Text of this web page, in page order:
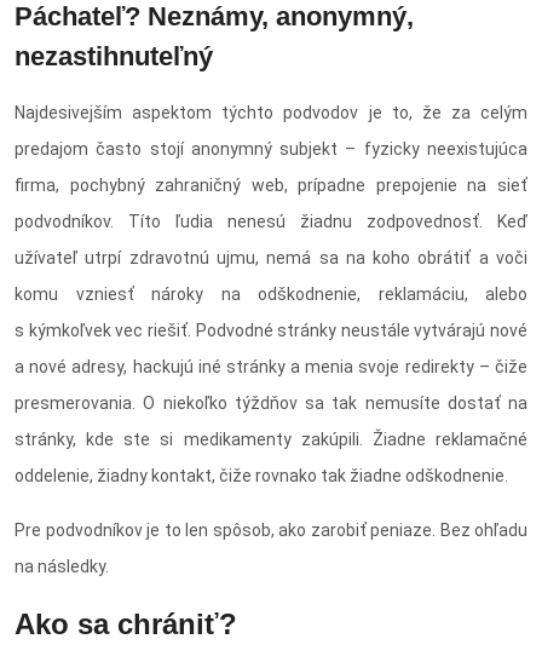
Páchateľ? Neznámy, anonymný,
nezastihnuteľný
Najdesivejším aspektom týchto podvodov je to, že za celým
predajom často stojí anonymný subjekt – fyzicky neexistujúca
firma, pochybný zahraničný web, prípadne prepojenie na sieť
podvodníkov. Títo ľudia nenesú žiadnu zodpovednosť. Keď
užívateľ utrpí zdravotnú ujmu, nemá sa na koho obrátiť a voči
komu vzniesť nároky na odškodnenie, reklamáciu, alebo
s kýmkoľvek vec riešiť. Podvodné stránky neustále vytvárajú nové
a nové adresy, hackujú iné stránky a menia svoje redirekty – čiže
presmerovania. O niekoľko týždňov sa tak nemusíte dostať na
stránky, kde ste si medikamenty zakúpili. Žiadne reklamačné
oddelenie, žiadny kontakt, čiže rovnako tak žiadne odškodnenie.
Pre podvodníkov je to len spôsob, ako zarobiť peniaze. Bez ohľadu
na následky.
Ako sa chrániť?